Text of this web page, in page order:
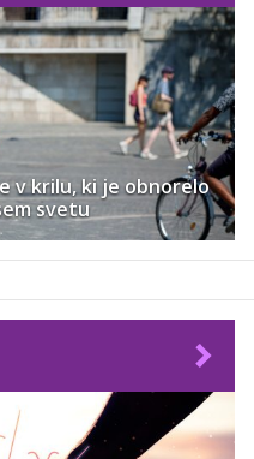
v krilu, ki je obnorelo
svetu